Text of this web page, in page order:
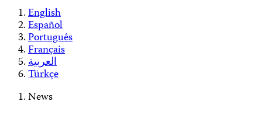
English
Español
Português
Français
العربية
Türkçe
News